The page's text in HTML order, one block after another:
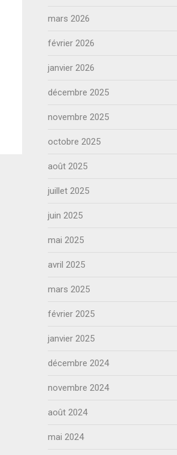
mars 2026
février 2026
janvier 2026
décembre 2025
novembre 2025
octobre 2025
août 2025
juillet 2025
juin 2025
mai 2025
avril 2025
mars 2025
février 2025
janvier 2025
décembre 2024
novembre 2024
août 2024
mai 2024